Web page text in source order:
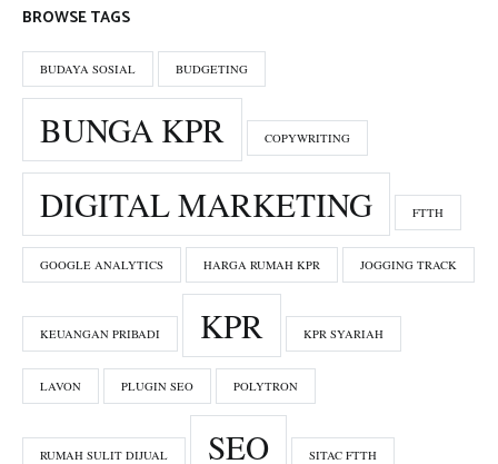
BROWSE TAGS
BUDAYA SOSIAL BUDGETING
BUNGA KPR COPYWRITING
DIGITAL MARKETING FTTH
GOOGLE ANALYTICS HARGA RUMAH KPR JOGGING TRACK
KEUANGAN PRIBADI KPR KPR SYARIAH
LAVON PLUGIN SEO POLYTRON
RUMAH SULIT DIJUAL SEO SITAC FTTH